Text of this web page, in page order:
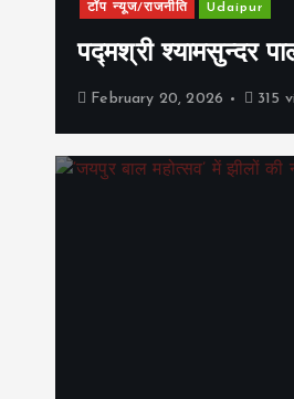
टॉप न्यूज/राजनीति Udaipur
पद्मश्री श्यामसुन्दर
February 20, 2026 315